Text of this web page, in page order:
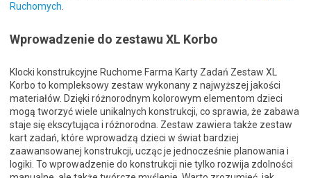
Ruchomych
Wprowadzenie do zestawu XL Korbo
Klocki konstrukcyjne Ruchome Farma Karty Zadań Zestaw XL
Korbo to kompleksowy zestaw wykonany z najwyższej jakości
materiałów. Dzięki różnorodnym kolorowym elementom dzieci
mogą tworzyć wiele unikalnych konstrukcji, co sprawia, że zabawa
staje się ekscytująca i różnorodna. Zestaw zawiera także zestaw
kart zadań, które wprowadzą dzieci w świat bardziej
zaawansowanej konstrukcji, ucząc je jednocześnie planowania i
logiki. To wprowadzenie do konstrukcji nie tylko rozwija zdolności